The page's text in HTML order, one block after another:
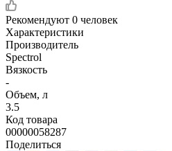
Рекомендуют 0 человек
Характеристики
Производитель
Spectrol
Вязкость
-
Объем, л
3.5
Код товара
00000058287
Поделиться